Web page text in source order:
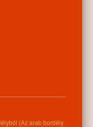
(Az arab bordély